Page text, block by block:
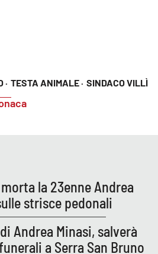
Grippo
· TESTA ANIMALE · SINDACO VILLÌ
la 23enne Andrea
strisce pedonali
Andrea Minasi, salverà
a Serra San Bruno